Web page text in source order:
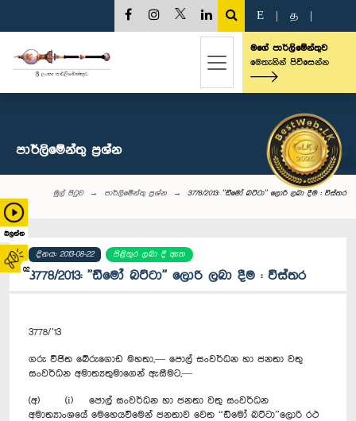
බලන්න
02
E த
මගේ පාර්ලිමේන්තුව
මෙතැනින් පිවිසෙන්න
පාර්ලි‌මේන්තු‌ ප්‍රශ්න
මුල් පිටුව පාර්ලි‌මේන්තු‌ ප්‍රශ්න 3778/2013: ''ඩීමෝ බට්ටා'' ලොරි ලබා දීම : විස්තර
දිනය: 2013-08-22 පිළිතුර ලබා දී ඇත
3778/2013: ''ඩීමෝ බට්ටා'' ලොරි ලබා දීම : විස්තර
3778/’13
ගරු විජිත බේරු‍ගොඩ මහතා,— පොල් සංවර්ධන හා ජනතා වතු
සංවර්ධන අමාත්‍යතුමාගෙන් ඇසීමට,—
(අ) (i) පොල් සංවර්ධන හා ජනතා වතු සංවර්ධන
අමාත්‍යාංශයේ මෙහෙයවීමෙන් ජනතාව වෙත “ඩීමෝ බට්ටා”ලොරි රථ